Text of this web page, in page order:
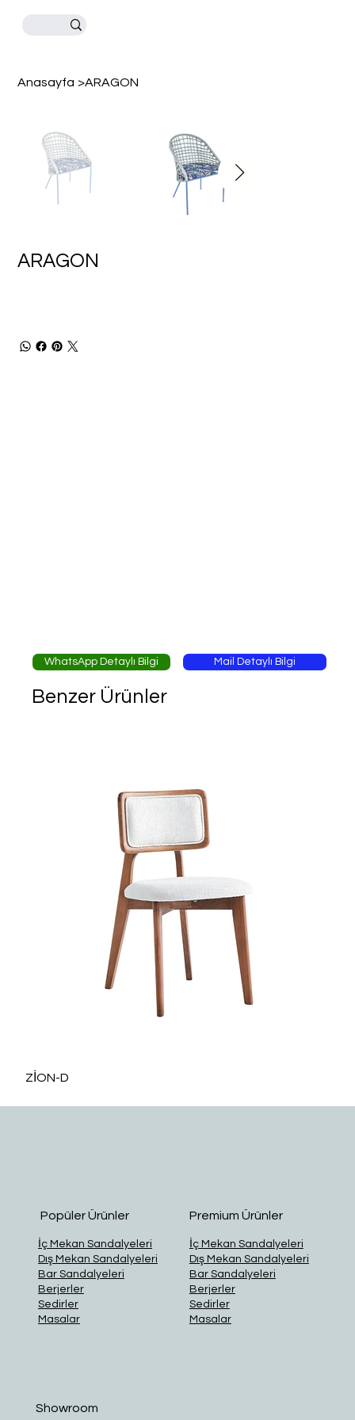
Anasayfa >ARAGON
ARAGON
WhatsApp Detaylı Bilgi Mail Detaylı Bilgi
Benzer Ürünler
ZİON-D
Showroom
Popüler Ürünler
İç Mekan Sandalyeleri
Dış Mekan Sandalyeleri
Bar Sandalyeleri
Berjerler
Sedirler
Masalar
Premium Ürünler
İç Mekan Sandalyeleri
Dış Mekan Sandalyeleri
Bar Sandalyeleri
Berjerler
Sedirler
Masalar